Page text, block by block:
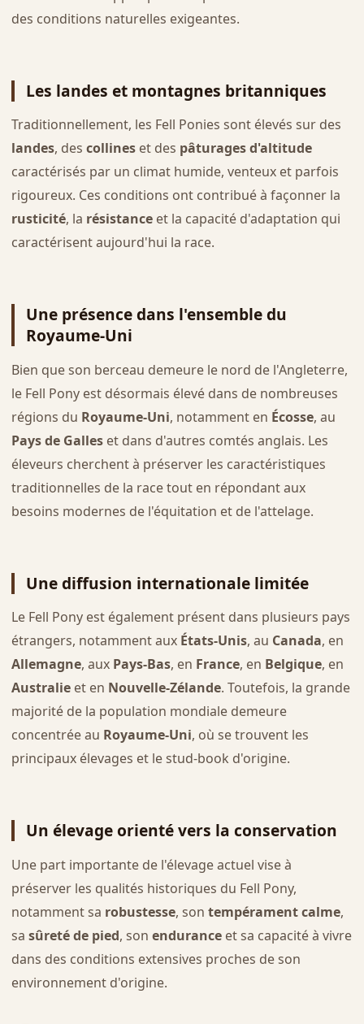
des conditions naturelles exigeantes.
Les landes et montagnes britanniques
Traditionnellement, les Fell Ponies sont élevés sur des
landes, des collineset des pâturages d'altitude
caractérisés par un climat humide, venteux et parfois
rigoureux. Ces conditions ont contribué à façonner la
rusticité, la résistanceet la capacité d'adaptation qui
caractérisent aujourd'hui la race.
Une présence dans l'ensemble du
Royaume-Uni
Bien que son berceau demeure le nord de l'Angleterre,
le Fell Pony est désormais élevé dans de nombreuses
régions du Royaume-Uni, notamment en Écosse, au
Pays de Galleset dans d'autres comtés anglais. Les
éleveurs cherchent à préserver les caractéristiques
traditionnelles de la race tout en répondant aux
besoins modernes de l'équitation et de l'attelage.
Une diffusion internationale limitée
Le Fell Pony est également présent dans plusieurs pays
étrangers, notamment aux États-Unis, au Canada, en
Allemagne, aux Pays-Bas, en France, en Belgique, en
Australieet en Nouvelle-Zélande. Toutefois, la grande
majorité de la population mondiale demeure
concentrée au Royaume-Uni, où se trouvent les
principaux élevages et le stud-book d'origine.
Un élevage orienté vers la conservation
Une part importante de l'élevage actuel vise à
préserver les qualités historiques du Fell Pony,
notamment sa robustesse, son tempérament calme,
sa sûreté de pied, son enduranceet sa capacité à vivre
dans des conditions extensives proches de son
environnement d'origine.